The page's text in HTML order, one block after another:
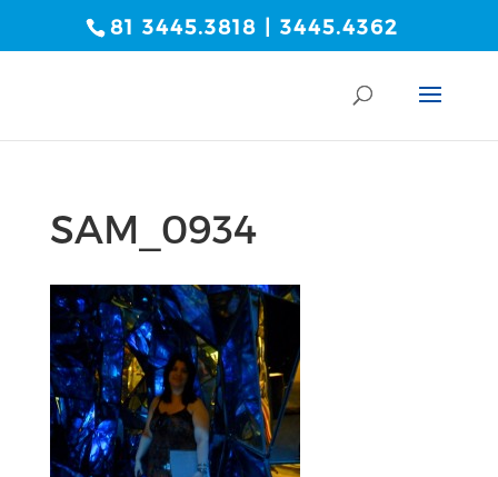
81 3445.3818 | 3445.4362
SAM_0934